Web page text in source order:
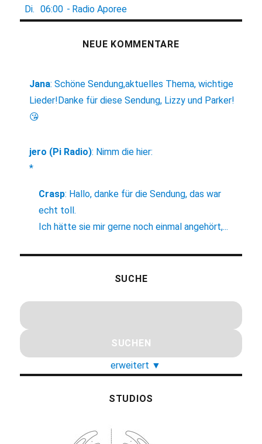
Di.
06:00 - Radio Aporee
NEUE KOMMENTARE
Jana:Schöne Sendung,aktuelles Thema, wichtige
Lieder!Danke für diese Sendung, Lizzy und Parker!
😘
jero (Pi Radio): Nimm die hier:
*
Crasp: Hallo, danke für die Sendung, das war
echt toll.
Ich hätte sie mir gerne noch einmal angehört,...
SUCHE
erweitert ▼
STUDIOS